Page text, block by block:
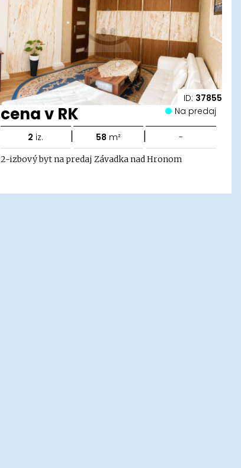
ID: 37855
cena v RK Na predaj
2 iz. | 58 m² | -
2-izbový byt na predaj Závadka nad Hronom